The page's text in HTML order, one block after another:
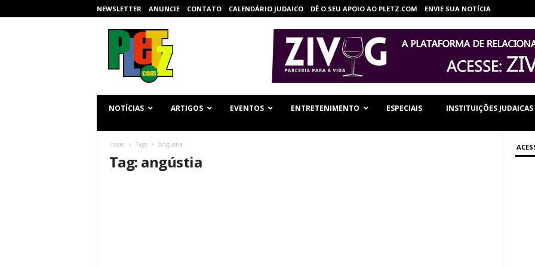
NEWSLETTER ANUNCIE CONTATO CALENDÁRIO JUDAICO DÊ O SEU APOIO AO PLETZ.COM ENVIE SUA NOTÍCIA
NOTÍCIAS ARTIGOS EVENTOS ENTRETENIMENTO ESPECIAIS INSTITUIÇÕES JUDAICAS
Início Tags Angústia
Tag: angústia